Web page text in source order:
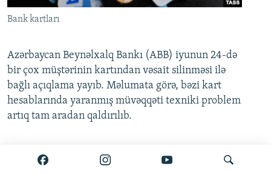
Bank kartları
Azərbaycan Beynəlxalq Bankı (ABB) iyunun 24-də
bir çox müştərinin kartından vəsait silinməsi ilə
bağlı açıqlama yayıb. Məlumata görə, bəzi kart
hesablarında yaranmış müvəqqəti texniki problem
artıq tam aradan qaldırılıb.
Ətraflı burada oxuyun